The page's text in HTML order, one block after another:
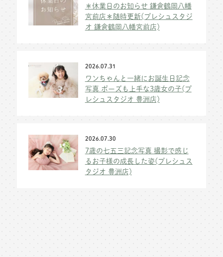
＊休業日のお知らせ 鎌倉鶴岡八幡
宮前店＊随時更新(プレシュスタジ
オ 鎌倉鶴岡八幡宮前店)
2026.07.31
ワンちゃんと一緒にお誕生日記念
写真 ポーズも上手な3歳女の子(プ
レシュスタジオ 豊洲店)
2026.07.30
7歳の七五三記念写真 撮影で感じ
るお子様の成長した姿(プレシュス
タジオ 豊洲店)